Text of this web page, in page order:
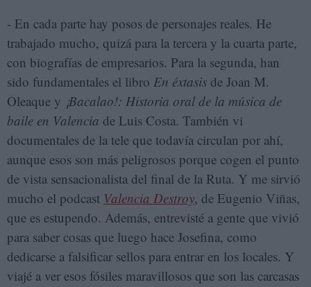
- En cada parte hay posos de personajes reales. He
trabajado mucho, quizá para la tercera y la cuarta parte,
con biografías de empresarios. Para la segunda, han
sido fundamentales el libro En éxtasis de Joan M.
Oleaque y ¡Bacalao!: Historia oral de la música de
baile en Valencia de Luis Costa. También vi
documentales de la tele que todavía circulan por ahí,
aunque esos son más peligrosos porque cogen el punto
de vista sensacionalista del final de la Ruta. Y me sirvió
mucho el podcast Valencia Destroy, de Eugenio Viñas,
que es estupendo. Además, entrevisté a gente que vivió
para saber cosas que luego hace Josefina, como
dedicarse a falsificar sellos para entrar en los locales. Y
viajé a ver esos fósiles maravillosos que son las carcasas